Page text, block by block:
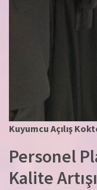
Kuyumcu Açılış
Personel
Kalite Artışı